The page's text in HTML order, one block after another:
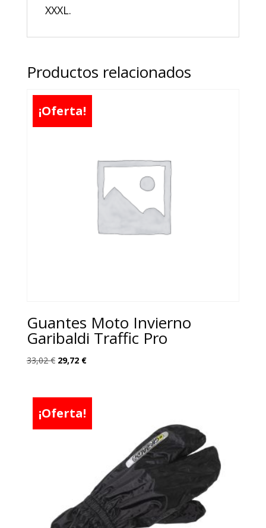
XXXL.
Productos relacionados
¡Oferta!
Guantes Moto Invierno
Garibaldi Traffic Pro
33,02€ El
era:
33,02 €.
29,72 €El
es:
¡Oferta!